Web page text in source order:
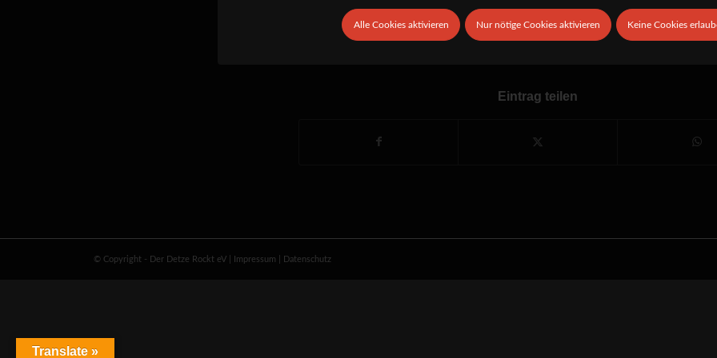
Alle Cookies aktivieren Nur nötige Cookies aktivieren Keine Cookies
9. MAI 2019
Eintrag teilen
© Copyright - Der Detze Rockt eV Impressum Datenschutz
Translate »